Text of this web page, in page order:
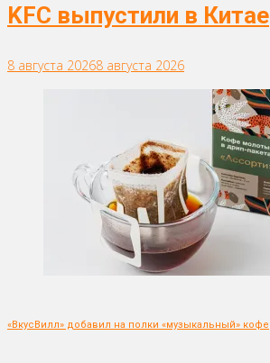
KFC выпустили в Китае
8 августа 20268 августа 2026
«ВкусВилл» добавил на полки «музыкальный» кофе